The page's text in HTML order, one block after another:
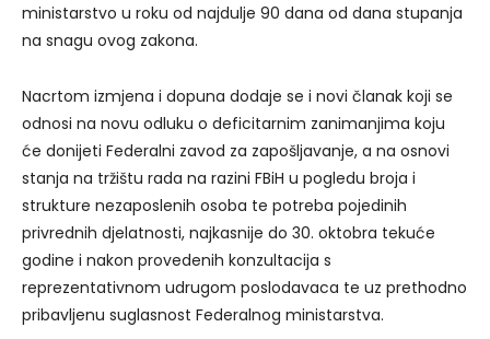
ministarstvo u roku od najdulje 90 dana od dana stupanja
na snagu ovog zakona.
Nacrtom izmjena i dopuna dodaje se i novi članak koji se
odnosi na novu odluku o deficitarnim zanimanjima koju
će donijeti Federalni zavod za zapošljavanje, a na osnovi
stanja na tržištu rada na razini FBiH u pogledu broja i
strukture nezaposlenih osoba te potreba pojedinih
privrednih djelatnosti, najkasnije do 30. oktobra tekuće
godine i nakon provedenih konzultacija s
reprezentativnom udrugom poslodavaca te uz prethodno
pribavljenu suglasnost Federalnog ministarstva.